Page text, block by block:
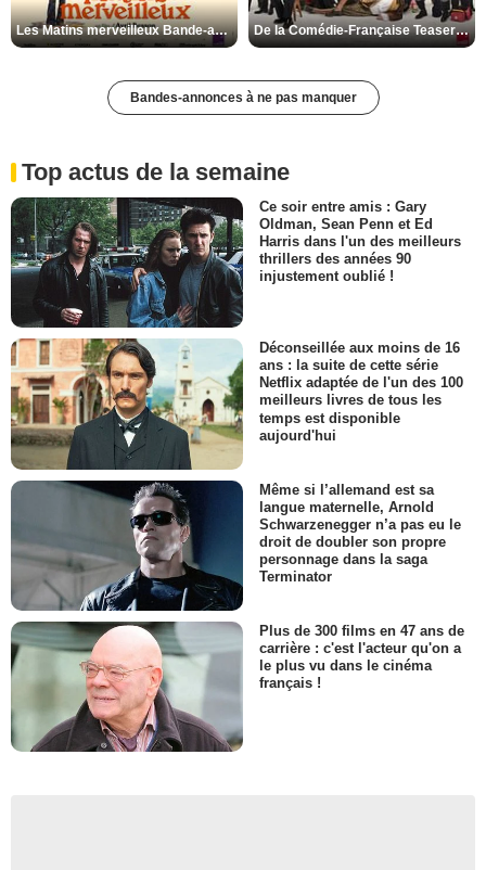
Les Matins merveilleux Bande-annonce VF De la Comédie-Française Teaser VF
Bandes-annonces à ne pas manquer
Top actus de la semaine
Ce soir entre amis : Gary
Oldman, Sean Penn et Ed
Harris dans l'un des meilleurs
thrillers des années 90
injustement oublié !
Déconseillée aux moins de 16
ans : la suite de cette série
Netflix adaptée de l'un des 100
meilleurs livres de tous les
temps est disponible
aujourd'hui
Même si l’allemand est sa
langue maternelle, Arnold
Schwarzenegger n’a pas eu le
droit de doubler son propre
personnage dans la saga
Terminator
Plus de 300 films en 47 ans de
carrière : c'est l'acteur qu'on a
le plus vu dans le cinéma
français !